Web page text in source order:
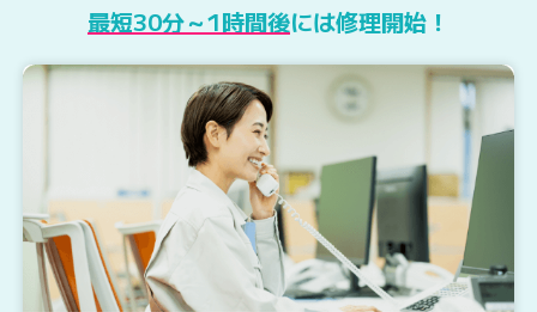
最短30分～1時間後には修理開始！